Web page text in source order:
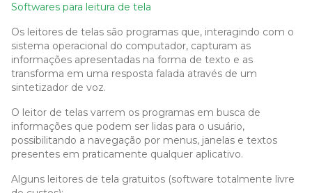
Softwares para leitura de tela
Os leitores de telas são programas que, interagindo com o
sistema operacional do computador, capturam as
informações apresentadas na forma de texto e as
transforma em uma resposta falada através de um
sintetizador de voz.
O leitor de telas varrem os programas em busca de
informações que podem ser lidas para o usuário,
possibilitando a navegação por menus, janelas e textos
presentes em praticamente qualquer aplicativo.
Alguns leitores de tela gratuitos (software totalmente livre